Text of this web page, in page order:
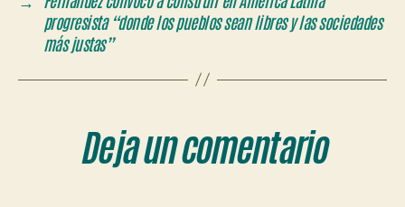
progresista “donde los pueblos sean libres y las sociedades
más justas”
Deja un comentario